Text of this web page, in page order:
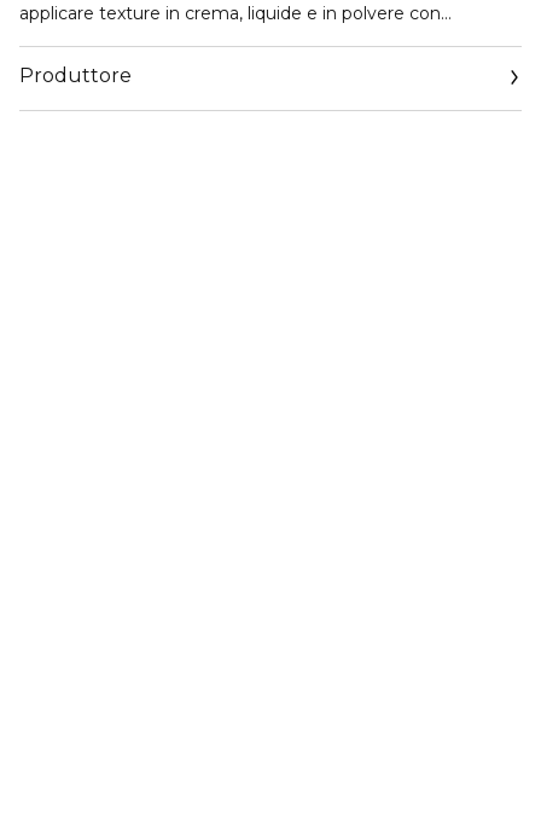
applicare texture in crema, liquide e in polvere con
spugnette sono perfette per la delicata zona occhi e per
aree mirate, aiutando a sfumare il correttore in modo
uniforme per un finish naturale. Il materiale flessibile è
Produttore